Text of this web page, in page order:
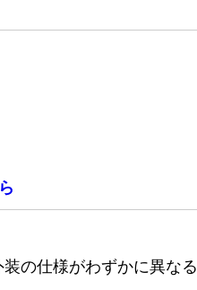
の仕様がわずかに異なる